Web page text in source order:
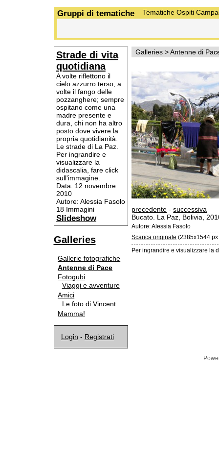
Gruppi di tematiche Tematiche Ospiti
Strade di vita
quotidiana
A volte riflettono il
cielo azzurro terso, a
volte il fango delle
pozzanghere; sempre
ospitano come una
madre presente e
dura, chi non ha altro
posto dove vivere la
propria quotidianità.
Le strade di La Paz.
Per ingrandire e
visualizzare la
didascalia, fare click
sull'immagine.
Data: 12 novembre
2010
Autore: Alessia Fasolo
18 Immagini
Slideshow
Galleries
Gallerie fotografiche
Antenne di Pace
Fotogubi
Viaggi e avventure
Amici
Le foto di Vincent
Mamma!
Login - Registrati
Galleries>Antenne di
precedente -successiva
Bucato. La Paz, Bolivia,
Autore: Alessia Fasolo
Scarica originale (2385x1544
Per ingrandire e visualizzare la